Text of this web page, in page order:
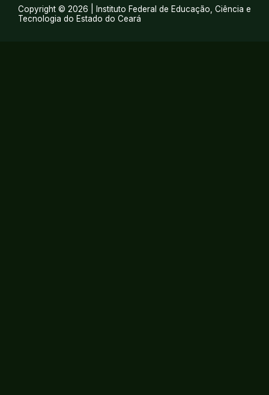
Copyright © 2026 | Instituto Federal de Educação, Ciência e
Tecnologia do Estado do Ceará